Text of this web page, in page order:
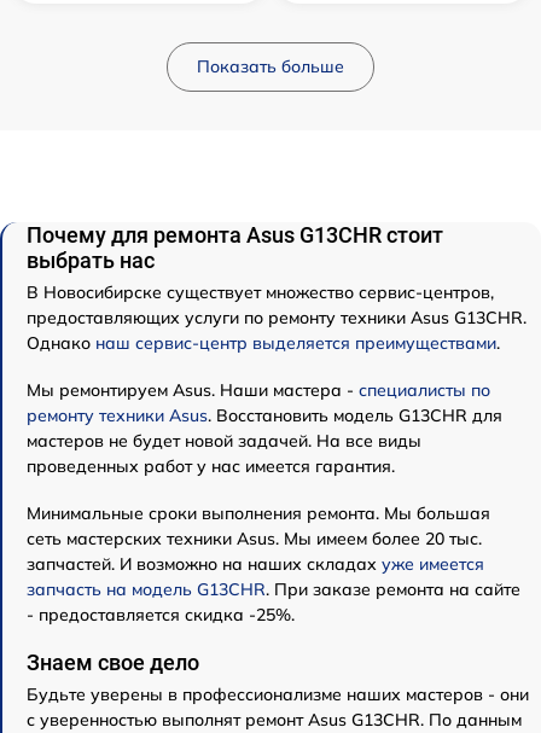
Показать больше
Почему для ремонта Asus G13CHR стоит
выбрать нас
В Новосибирске существует множество сервис-центров,
предоставляющих услуги по ремонту техники Asus G13CHR.
Однако наш сервис-центр выделяется преимуществами.
Мы ремонтируем Asus. Наши мастера - специалисты по
ремонту техники Asus. Восстановить модель G13CHR для
мастеров не будет новой задачей. На все виды
проведенных работ у нас имеется гарантия.
Минимальные сроки выполнения ремонта. Мы большая
сеть мастерских техники Asus. Мы имеем более 20 тыс.
запчастей. И возможно на наших складах уже имеется
запчасть на модель G13CHR. При заказе ремонта на сайте
- предоставляется скидка -25%.
Знаем свое дело
Будьте уверены в профессионализме наших мастеров - они
с уверенностью выполнят ремонт Asus G13CHR. По данным